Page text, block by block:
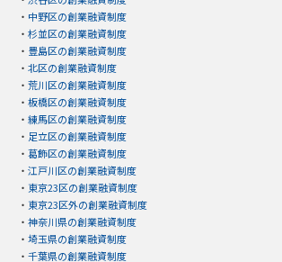
・ 中野区の創業融資制度
・ 杉並区の創業融資制度
・ 豊島区の創業融資制度
・ 北区の創業融資制度
・ 荒川区の創業融資制度
・ 板橋区の創業融資制度
・ 練馬区の創業融資制度
・ 足立区の創業融資制度
・ 葛飾区の創業融資制度
・ 江戸川区の創業融資制度
・ 東京23区の創業融資制度
・ 東京23区外の創業融資制度
・ 神奈川県の創業融資制度
・ 埼玉県の創業融資制度
・ 千葉県の創業融資制度